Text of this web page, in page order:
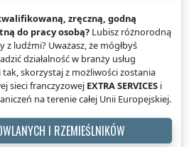
zręczną, godną
do pracy osobą? Lubisz różnorodną
z ludźmi? Uważasz, że mógłbyś
działalność w branży usług
tak, skorzystaj z możliwości zostania
sieci franczyzowej EXTRA SERVICES i
na terenie całej Unii Europejskiej.
I RZEMIEŚLNIKÓW